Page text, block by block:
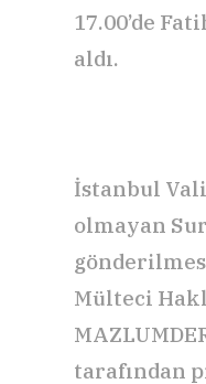
17.00’de
aldı.
İstanbul
olmayan
Mülteci
tarafından